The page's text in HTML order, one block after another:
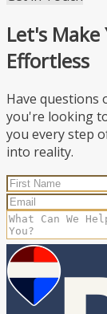
Let's
Effortless
Have questions
you're looking
you every step
into reality.